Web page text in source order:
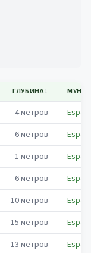
ГЛУБИНА↕
4метров
6метров
1 метров
6метров
10метров
15 метров
13 метров